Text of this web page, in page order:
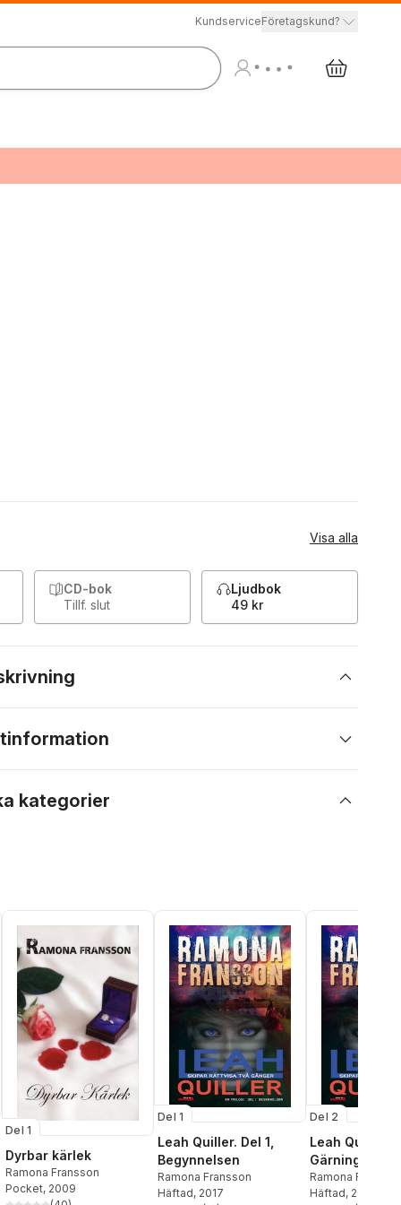
KundserviceFöretagskund?
Visa alla
CD-bok
Tillf. slut
Ljudbok
49 kr
kategorier
Del 1
Dyrbar kärlek
Ramona Fransson
Pocket, 2009
Del 1
Leah Quiller. Del 1,
Begynnelsen
Ramona Fransson
Häftad, 2017
Del 2
Leah Quiller.
Gärningen
Ramona
Häftad, 2018